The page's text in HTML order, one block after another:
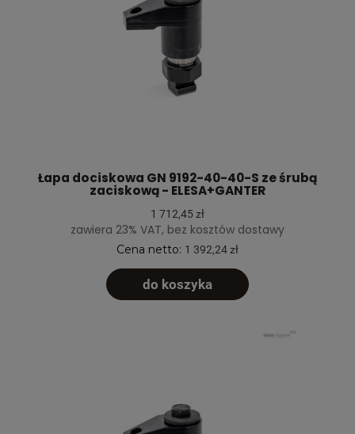
Łapa dociskowa GN 9192-40-40-S ze śrubą
zaciskową - ELESA+GANTER
1 712,45 zł
zawiera 23% VAT, bez kosztów dostawy
Cena netto: 1 392,24 zł
do koszyka